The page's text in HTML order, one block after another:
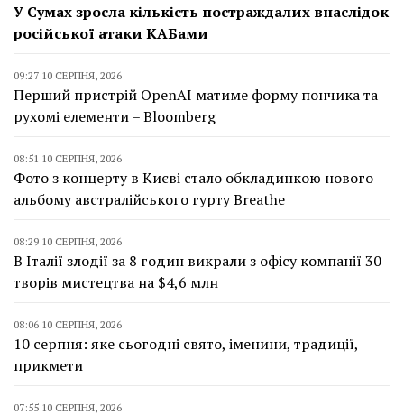
У Сумах зросла кількість постраждалих внаслідок
російської атаки КАБами
09:27 10 СЕРПНЯ, 2026
Перший пристрій OpenAI матиме форму пончика та
рухомі елементи – Bloomberg
08:51 10 СЕРПНЯ, 2026
Фото з концерту в Києві стало обкладинкою нового
альбому австралійського гурту Breathe
08:29 10 СЕРПНЯ, 2026
В Італії злодії за 8 годин викрали з офісу компанії 30
творів мистецтва на $4,6 млн
08:06 10 СЕРПНЯ, 2026
10 серпня: яке сьогодні свято, іменини, традиції,
прикмети
07:55 10 СЕРПНЯ, 2026